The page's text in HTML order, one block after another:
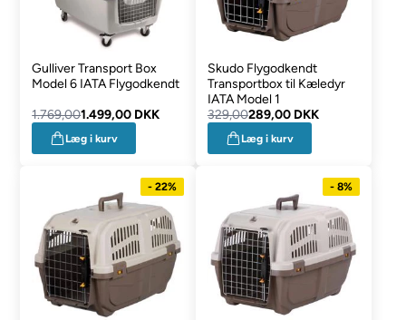
Gulliver Transport Box
Model 6 IATA Flygodkendt
1.769,001.499,00 DKK
Læg i kurv
Skudo Flygodkendt
Transportbox til Kæledyr
IATA Model 1
329,00289,00 DKK
Læg i kurv
- 22% - 8%